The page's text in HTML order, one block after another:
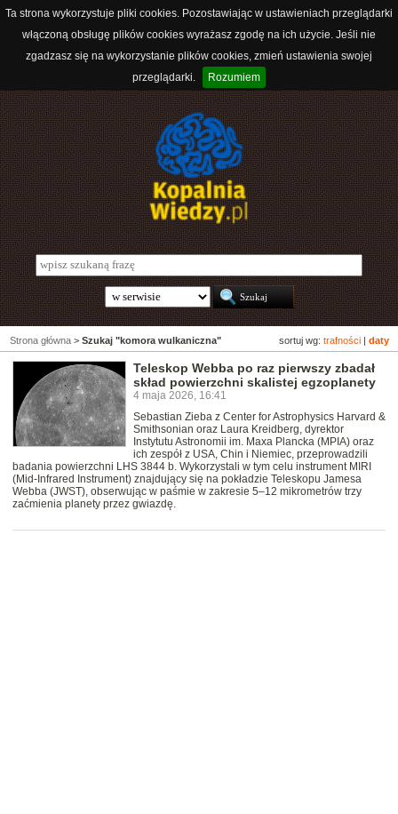
Ta strona wykorzystuje pliki cookies. Pozostawiając w ustawieniach przeglądarki
włączoną obsługę plików cookies wyrażasz zgodę na ich użycie. Jeśli nie
zgadzasz się na wykorzystanie plików cookies, zmień ustawienia swojej
przeglądarki.
Rozumiem
sortuj wg: trafności daty
Strona główna > Szukaj "komora wulkaniczna"
Teleskop Webba po raz pierwszy zbadał
skład powierzchni skalistej egzoplanety
4 maja 2026, 16:41
Sebastian Zieba z Center for Astrophysics Harvard &
Smithsonian oraz Laura Kreidberg, dyrektor
Instytutu Astronomii im. Maxa Plancka (MPIA) oraz
ich zespół z USA, Chin i Niemiec, przeprowadzili
badania powierzchni LHS 3844 b. Wykorzystali w tym celu instrument MIRI
(Mid-Infrared Instrument) znajdujący się na pokładzie Teleskopu Jamesa
Webba (JWST), obserwując w paśmie w zakresie 5–12 mikrometrów trzy
zaćmienia planety przez gwiazdę.